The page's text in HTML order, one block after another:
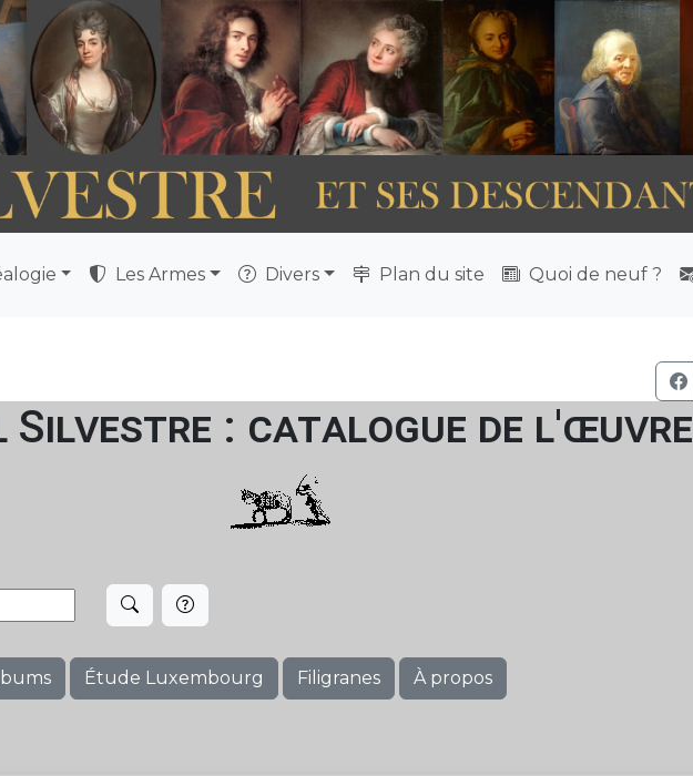
Les Armes Divers Plan du site Quoi de neuf ?
Silvestre : catalogue de l'œuvre
Étude Luxembourg Filigranes À propos